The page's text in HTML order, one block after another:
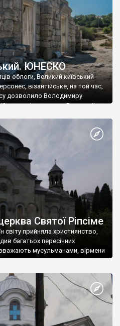
ЮНЕСКО
облоги, Великий київський
візантійське, на той час,
дозволило Володимиру
імператору Василю ІІ, та
став Василем-християнином.
честь Херсонесу Таврійського
Святої Ріпсіме
світу прийняла християнство,
багатьох пересічних
вважають мусульманами, вірмени